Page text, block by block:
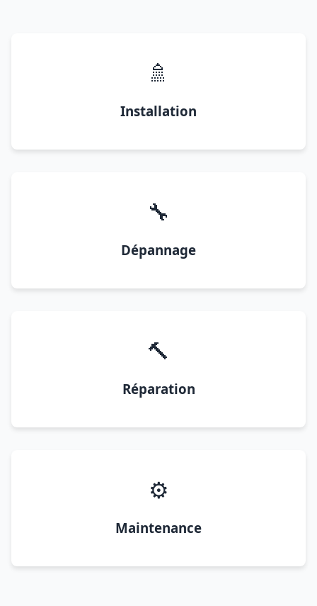
🚿
Installation
🔧
Dépannage
🔨
Réparation
⚙️
Maintenance